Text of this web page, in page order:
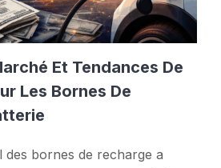
Et Tendances De
Les Bornes De
des bornes de recharge a